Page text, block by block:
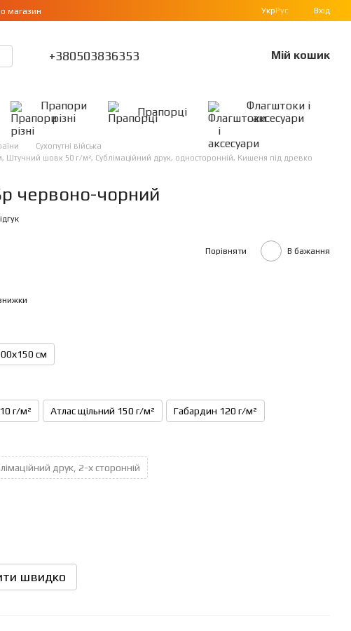
магазин УкрРус Вхід
+380503836353 Мій кошик
Прапори
різні
Прапорці
Флагштоки і
аксесуари
Сухопутні війська
шовк 50 г/м², Сублімаційний друк, односторонній, Кишеня під древко
червоно-чорний
Порівняти В бажання
см
г/м² Атлас щільний 150 г/м² Габардин 120 г/м²
друк, 2-х сторонній
швидко